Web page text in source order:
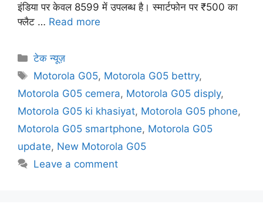
इंडिया पर केवल 8599 में उपलब्ध है। स्मार्टफोन पर ₹500 का
फ्लैट … Read more
टेक न्यूज़
Motorola G05, Motorola G05 bettry,
Motorola G05 cemera, Motorola G05 disply,
Motorola G05 ki khasiyat, Motorola G05 phone,
Motorola G05 smartphone, Motorola G05
update, New Motorola G05
Leave a comment